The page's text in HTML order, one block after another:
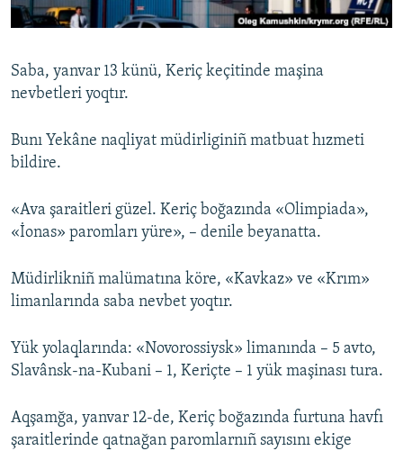
Русский
Українською
RFE/RS bütün saytları
Saba, yanvar 13 künü, Keriç keçitinde maşina
nevbetleri yoqtır.
Bunı Yekâne naqliyat müdirliginiñ matbuat hızmeti
bildire.
«Ava şaraitleri güzel. Keriç boğazında «Olimpiada»,
«İonas» paromları yüre», – denile beyanatta.
Müdirlikniñ malümatına köre, «Kavkaz» ve «Krım»
limanlarında saba nevbet yoqtır.
Yük yolaqlarında: «Novorossiysk» limanında – 5 avto,
Slavânsk-na-Kubani – 1, Keriçte – 1 yük maşinası tura.
Aqşamğa, yanvar 12-de, Keriç boğazında furtuna havfı
şaraitlerinde qatnağan paromlarnıñ sayısını ekige